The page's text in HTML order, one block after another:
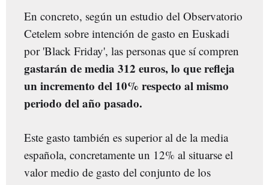
En concreto, según un estudio del Observatorio
Cetelem sobre intención de gasto en Euskadi
por 'Black Friday', las personas que sí compren
gastarán de media 312 euros, lo que refleja
un incremento del 10% respecto al mismo
periodo del año pasado.
Este gasto también es superior al de la media
española, concretamente un 12% al situarse el
valor medio de gasto del conjunto de los